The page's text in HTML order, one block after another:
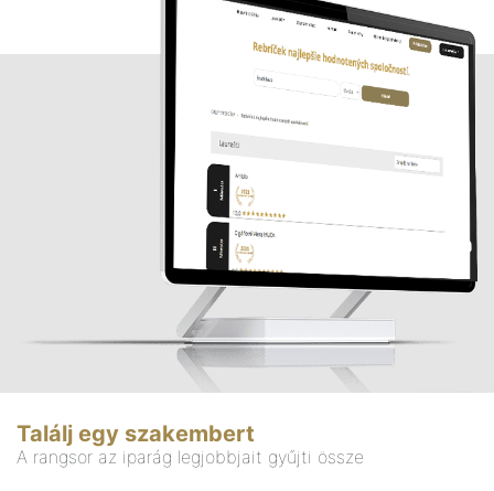
Találj egy szakembert
A rangsor az iparág legjobbjait gyűjti össze